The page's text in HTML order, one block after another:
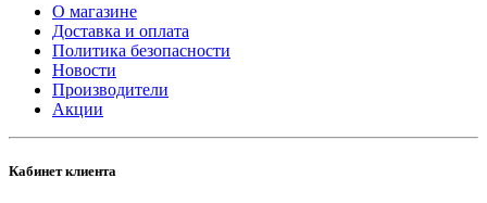
О магазине
Доставка и оплата
Политика безопасности
Новости
Производители
Акции
Кабинет клиента